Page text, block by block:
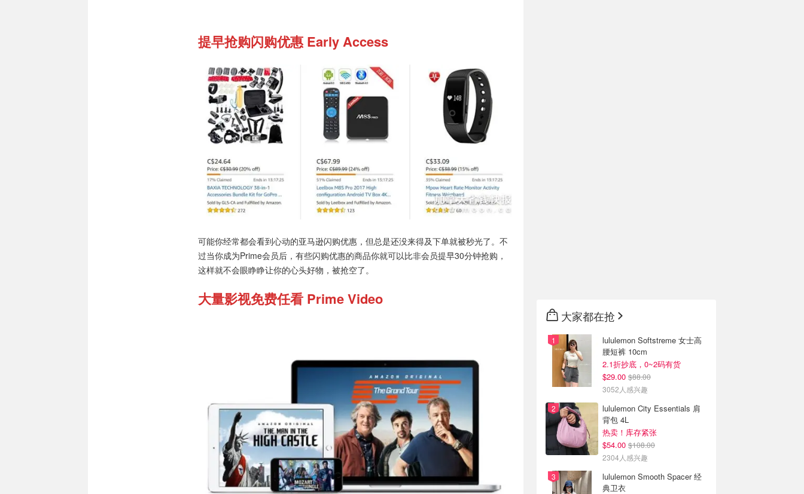
提早抢购闪购优惠 Early Access
可能你经常都会看到心动的亚马逊闪购优惠，但总是还没来得及下单就被秒光了。不
过当你成为Prime会员后，有些闪购优惠的商品你就可以比非会员提早30分钟抢购，
这样就不会眼睁睁让你的心头好物，被抢空了。
大量影视免费任看 Prime Video
大家都在抢
lululemon Softstreme 女士高
腰短裤 10cm
2.1折抄底，0~2码有货
$29.00 $88.00
3052人感兴趣
lululemon City Essentials 肩
背包 4L
热卖！库存紧张
$54.00 $108.00
2304人感兴趣
lululemon Smooth Spacer 经
典卫衣